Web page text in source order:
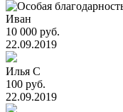
Иван
10 000 руб.
22.09.2019
Илья С
100 руб.
22.09.2019